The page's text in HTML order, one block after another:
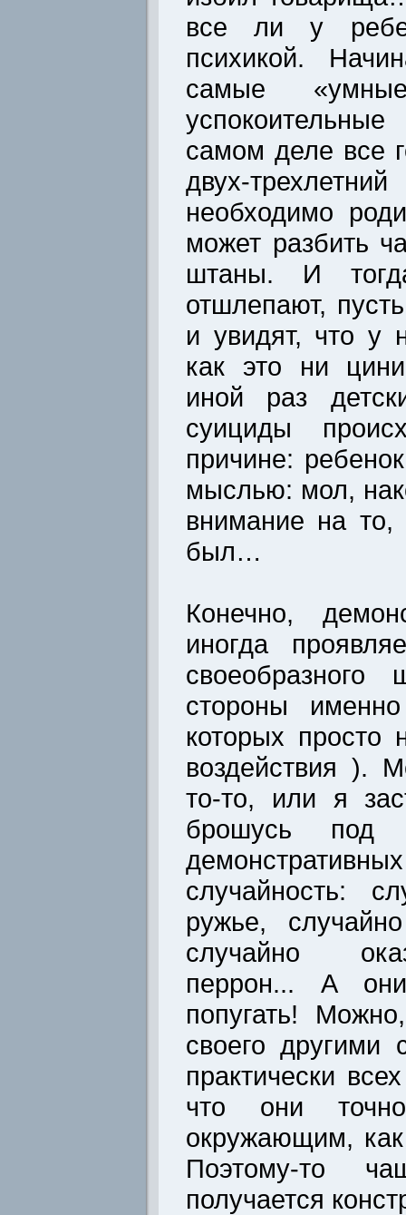
все ли у
психикой.
самые
самом деле все
двух-
необходимо
может разбить
штаны. И
отшлепают,
и увидят, что у
как это ни
иной раз
суициды
причине:
мыслью: мол,
внимание на то,
был…
Конечно,
иногда
стороны
которых просто
воздействия ).
то-то, или я
брошусь
случайность:
ружье,
случайно
перрон... А
попугать!
своего другими
практически
что они
окружающим,
Поэтому-то
получается